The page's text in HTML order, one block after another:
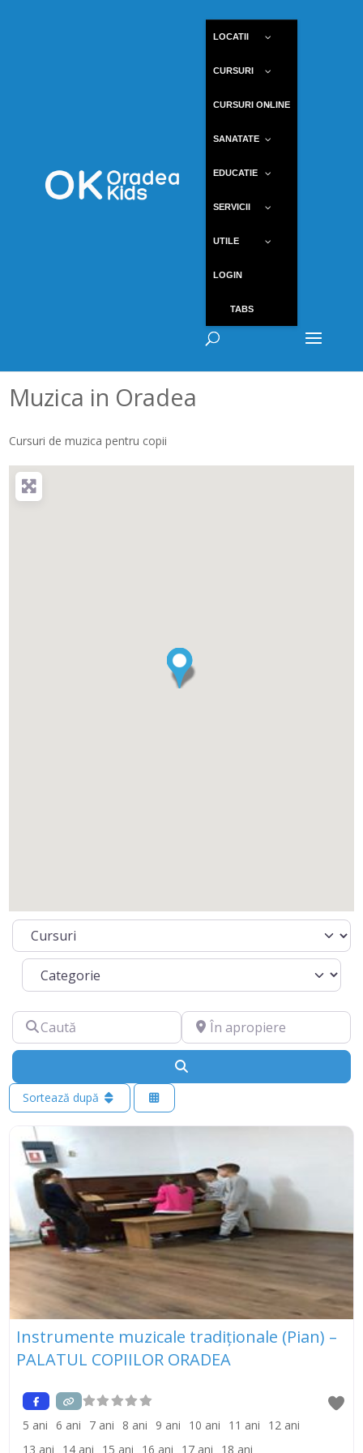
LOCATII
CURSURI
CURSURI ONLINE
SANATATE
EDUCATIE
SERVICII
UTILE
LOGIN
TABS
Muzica in Oradea
Cursuri de muzica pentru copii
Select search type
Categorie
Caută În apropiere
Sortează după
Instrumente muzicale tradiționale (Pian) –
PALATUL COPIILOR ORADEA
5 ani 6 ani 7 ani 8 ani 9 ani 10 ani 11 ani
12 ani
13 ani
14 ani 15 ani 16 ani 17 ani 18 ani